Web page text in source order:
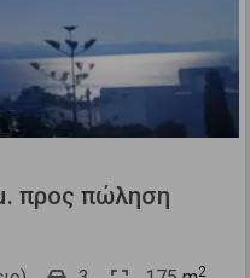
προς πώληση
2